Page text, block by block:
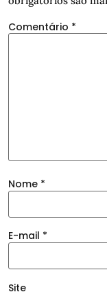
Comentário *
Nome *
E-mail *
Site